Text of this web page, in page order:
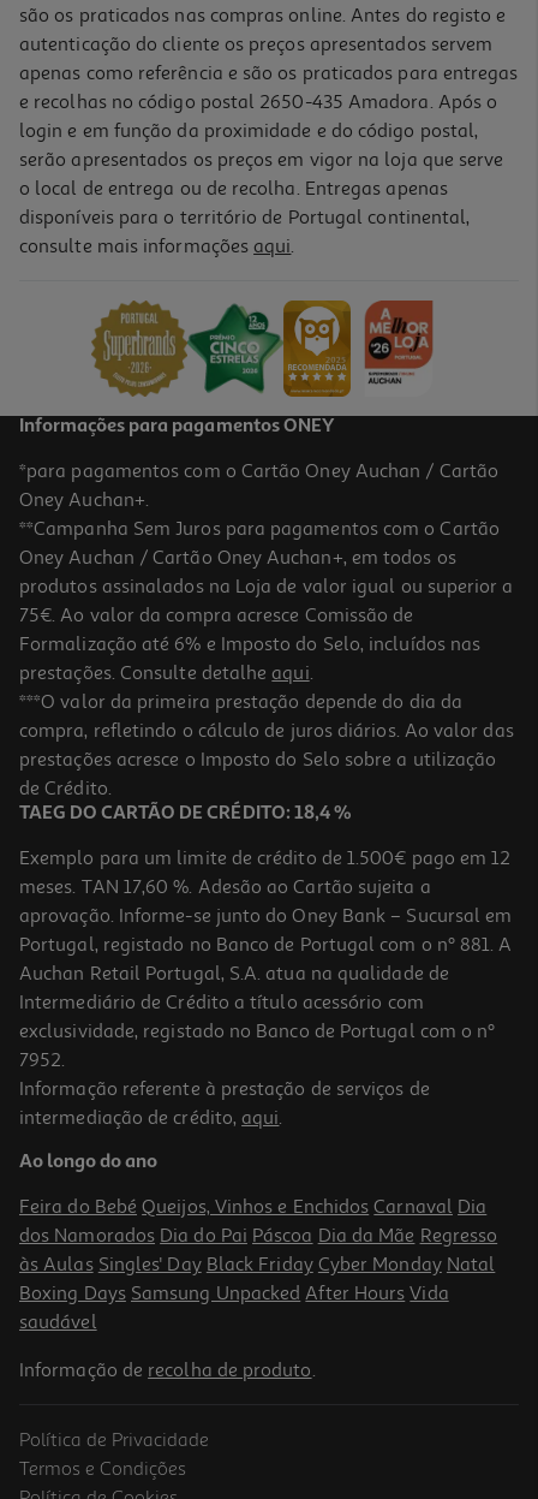
Deo Spray Nivea Men Derma Control Defend 150 Ml
5.0
Desodorizante Spray Axe Black Vanilla 150 Ml
46.6 €/Lt
6,99 €
Deo Spray Axe Aqua Bergamot 150ml
46.6 €/Lt
6,99 €
-42%
são os praticados nas compras online. Antes do registo e
autenticação do cliente os preços apresentados servem
apenas como referência e são os praticados para entregas
e recolhas no código postal 2650-435 Amadora. Após o
login e em função da proximidade e do código postal,
serão apresentados os preços em vigor na loja que serve
o local de entrega ou de recolha. Entregas apenas
disponíveis para o território de Portugal continental,
consulte mais informações aqui.
Informações para pagamentos ONEY
*para pagamentos com o Cartão Oney Auchan / Cartão
Oney Auchan+.
**Campanha Sem Juros para pagamentos com o Cartão
Oney Auchan / Cartão Oney Auchan+, em todos os
produtos assinalados na Loja de valor igual ou superior a
75€. Ao valor da compra acresce Comissão de
Formalização até 6% e Imposto do Selo, incluídos nas
prestações. Consulte detalhe aqui.
***O valor da primeira prestação depende do dia da
compra, refletindo o cálculo de juros diários. Ao valor das
prestações acresce o Imposto do Selo sobre a utilização
de Crédito.
TAEG DO CARTÃO DE CRÉDITO: 18,4 %
Exemplo para um limite de crédito de 1.500€ pago em 12
meses. TAN 17,60 %. Adesão ao Cartão sujeita a
aprovação. Informe-se junto do Oney Bank – Sucursal em
Portugal, registado no Banco de Portugal com o nº 881. A
Auchan Retail Portugal, S.A. atua na qualidade de
Intermediário de Crédito a título acessório com
exclusividade, registado no Banco de Portugal com o nº
7952.
Informação referente à prestação de serviços de
intermediação de crédito, aqui.
Ao longo do ano
Feira do Bebé Queijos, Vinhos e Enchidos Carnaval Dia
dos Namorados Dia do Pai Páscoa Dia da Mãe Regresso
às Aulas Singles' Day Black Friday Cyber Monday Natal
Boxing Days Samsung Unpacked After Hours Vida
saudável
Informação de recolha de produto.
Política de Privacidade
Termos e Condições